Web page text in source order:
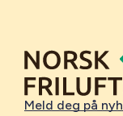
Meld deg på